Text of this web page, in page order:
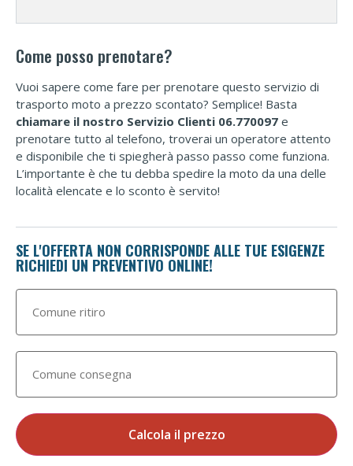
Come posso prenotare?
Vuoi sapere come fare per prenotare questo servizio di
trasporto moto a prezzo scontato? Semplice! Basta
chiamare il nostro Servizio Clienti 06.770097 e
prenotare tutto al telefono, troverai un operatore attento
e disponibile che ti spiegherà passo passo come funziona.
L’importante è che tu debba spedire la moto da una delle
località elencate e lo sconto è servito!
SE L'OFFERTA NON CORRISPONDE ALLE TUE ESIGENZE
RICHIEDI UN PREVENTIVO ONLINE!
Calcola il prezzo